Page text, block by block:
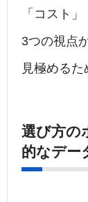
「コスト
3つの視点
見極めるた
選び方の
的なデー